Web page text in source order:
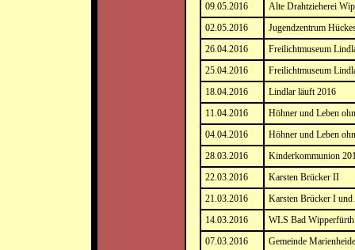
09.05.2016
Alte Drahtzieherei
02.05.2016
Jugendzentrum
26.04.2016
Freilichtmuseum
25.04.2016
Freilichtmuseum
18.04.2016
Lindlar läuft 2016
11.04.2016
Höhner und Leben
04.04.2016
Höhner und Leben
28.03.2016
Kinderkommunion
22.03.2016
Karsten Brücker II
21.03.2016
Karsten Brücker I
14.03.2016
WLS Bad
07.03.2016
Gemeinde Marienheide